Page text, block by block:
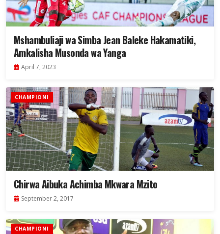
Mshambuliaji wa Simba Jean Baleke Hakamatiki,
Amkalisha Musonda wa Yanga
April 7, 2023
CHAMPIONI
Chirwa Aibuka Achimba Mkwara Mzito
September 2, 2017
CHAMPIONI